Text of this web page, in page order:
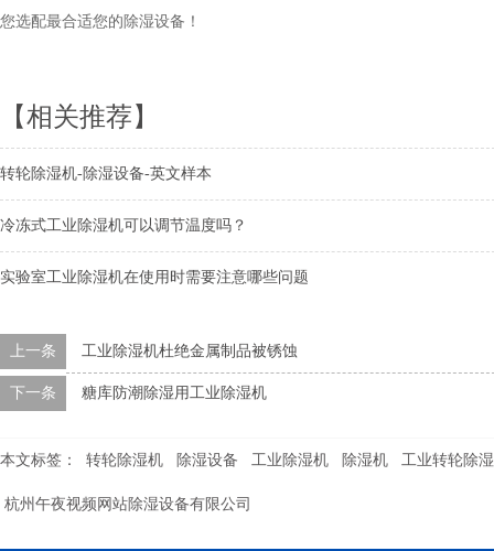
您选配最合适您的除湿设备！
【相关推荐】
转轮除湿机-除湿设备-英文样本
冷冻式工业除湿机可以调节温度吗？
实验室工业除湿机在使用时需要注意哪些问题
上一条 工业除湿机杜绝金属制品被锈蚀
下一条 糖库防潮除湿用工业除湿机
本文标签： 转轮除湿机 除湿设备 工业除湿机 除湿机 工业转轮除
杭州午夜视频网站除湿设备有限公司